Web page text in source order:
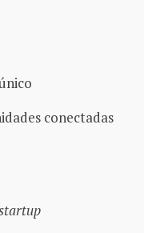
conectadas